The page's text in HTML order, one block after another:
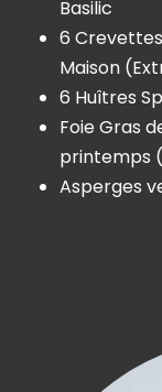
Basilic
6
Maison
6 Huîtres
Foie Gras
printemps
Asperges